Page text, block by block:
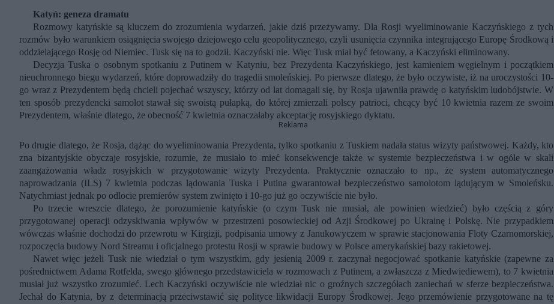
Katyń: geneza dramatu
Rozmowy katyńskie są kluczem do zrozumienia wydarzeń, jakie dziś przeżywamy. Dla Rosji wyeliminowanie Kaczyńskiego z tych
rozmów było warunkiem osiągnięcia swojego dziejowego celu geopolitycznego, czyli usunięcia czynnika integrującego Europę Środkową i
oddzielającego Rosję od Niemiec. Tusk się na to godził. Kaczyński nie. Więc Tusk miał być fetowany, a Kaczyński eliminowany.
Decyzja Tuska o osobnym spotkaniu z Putinem w Katyniu, bez Prezydenta Kaczyńskiego, jest kamieniem węgielnym i początkiem
nieuchronnego biegu wydarzeń, które doprowadziły do tragedii smoleńskiej. Po pierwsze dlatego, że było oczywiste, iż na uroczystości 10-
go wraz z Prezydentem będą chcieli pojechać wszyscy, którzy od lat domagali się, by Rosja ujawniła prawdę o katyńskim ludobójstwie. W
ten sposób prezydencki samolot stawał się swoistą pułapką, do której zmierzali polscy patrioci, chcący być 10 kwietnia razem ze swoim
Prezydentem, właśnie dlatego, że obecność 7 kwietnia oznaczałaby akceptację rosyjskiego dyktatu.
Reklama
Po drugie dlatego, że Rosja, dążąc do wyeliminowania Prezydenta, tylko spotkaniu z Tuskiem nadała status wizyty państwowej. Każdy, kto
zna bizantyjskie obyczaje rosyjskie, rozumie, że musiało to mieć konsekwencje także w systemie bezpieczeństwa i w ogóle w skali
zaangażowania władz rosyjskich w przygotowanie wizyty Prezydenta. Praktycznie oznaczało to np., że system automatycznego
naprowadzania (ILS) 7 kwietnia podczas lądowania Tuska i Putina gwarantował bezpieczeństwo samolotom lądującym w Smoleńsku.
Natychmiast jednak po odlocie premierów system zwinięto i 10-go już go oczywiście nie było.
Po trzecie wreszcie dlatego, że porozumienie katyńskie (o czym Tusk nie musiał, ale powinien wiedzieć) było częścią z góry
przygotowanej operacji odzyskiwania wpływów w przestrzeni posowieckiej od Azji Środkowej po Ukrainę i Polskę. Nie przypadkiem
wówczas właśnie dochodzi do przewrotu w Kirgizji, podpisania umowy z Janukowyczem w sprawie stacjonowania Floty Czarnomorskiej,
rozpoczęcia budowy Nord Streamu i oficjalnego protestu Rosji w sprawie budowy w Polsce amerykańskiej bazy rakietowej.
Nawet więc jeżeli Tusk nie wiedział o tym wszystkim, gdy jesienią 2009 r. zaczynał negocjować spotkanie katyńskie (zapewne za
pośrednictwem Adama Rotfelda, swego głównego przedstawiciela w rozmowach z Putinem, a zwłaszcza z Miedwiediewem), to 7 kwietnia
musiał już wszystko zrozumieć. Lech Kaczyński oczywiście nie wiedział nic o groźnych szczegółach zaniechań w sferze bezpieczeństwa.
Jechał do Katynia, by z determinacją przeciwstawić się polityce likwidacji Europy Środkowej. Jego przemówienie przygotowane na tę